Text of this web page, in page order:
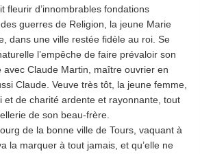
fleurir d’innombrables fondations
guerres de Religion, la jeune Marie
dans une ville restée fidèle au roi. Se
l’empêche de faire prévaloir son
Claude Martin, maître ouvrier en
Claude. Veuve très tôt, la jeune femme,
et de charité ardente et rayonnante, tout
de son beau-frère.
de la bonne ville de Tours, vaquant à
la marquer à tout jamais, et qu’elle ne